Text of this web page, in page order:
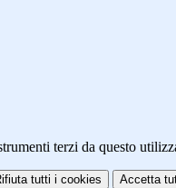
terzi da questo
tutti i cookies Accetta